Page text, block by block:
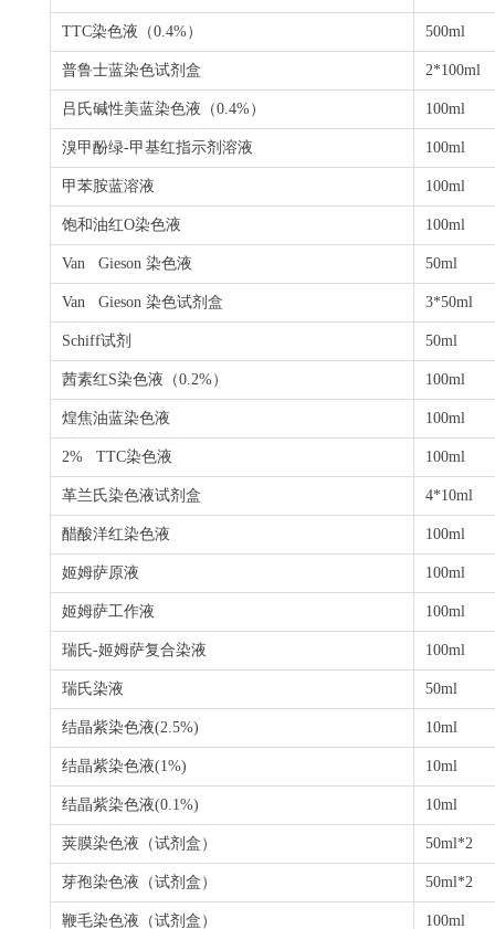
TTC染色液（0.4%） 500ml
普鲁士蓝染色试剂盒 2*100ml
吕氏碱性美蓝染色液（0.4%） 100ml
溴甲酚绿-甲基红指示剂溶液 100ml
甲苯胺蓝溶液 100ml
饱和油红O染色液 100ml
Van Gieson 染色液 50ml
Van Gieson 染色试剂盒 3*50ml
Schiff试剂 50ml
茜素红S染色液（0.2%） 100ml
煌焦油蓝染色液 100ml
2% TTC染色液 100ml
革兰氏染色液试剂盒 4*10ml
醋酸洋红染色液 100ml
姬姆萨原液 100ml
姬姆萨工作液 100ml
瑞氏-姬姆萨复合染液 100ml
瑞氏染液 50ml
结晶紫染色液(2.5%) 10ml
结晶紫染色液(1%) 10ml
结晶紫染色液(0.1%) 10ml
荚膜染色液（试剂盒） 50ml*2
芽孢染色液（试剂盒） 50ml*2
鞭毛染色液（试剂盒） 100ml